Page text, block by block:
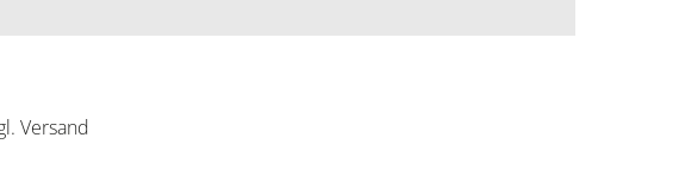
Versand